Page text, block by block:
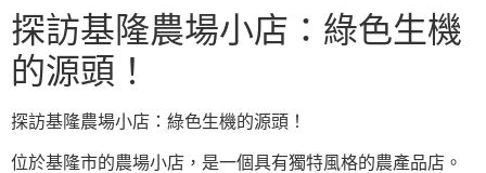
探訪基隆農場小店：綠色生機
的源頭！
探訪基隆農場小店：綠色生機的源頭！
位於基隆市的農場小店，是一個具有獨特風格的農產品店。